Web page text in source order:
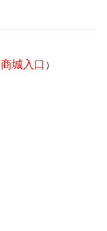
商城入口 ）